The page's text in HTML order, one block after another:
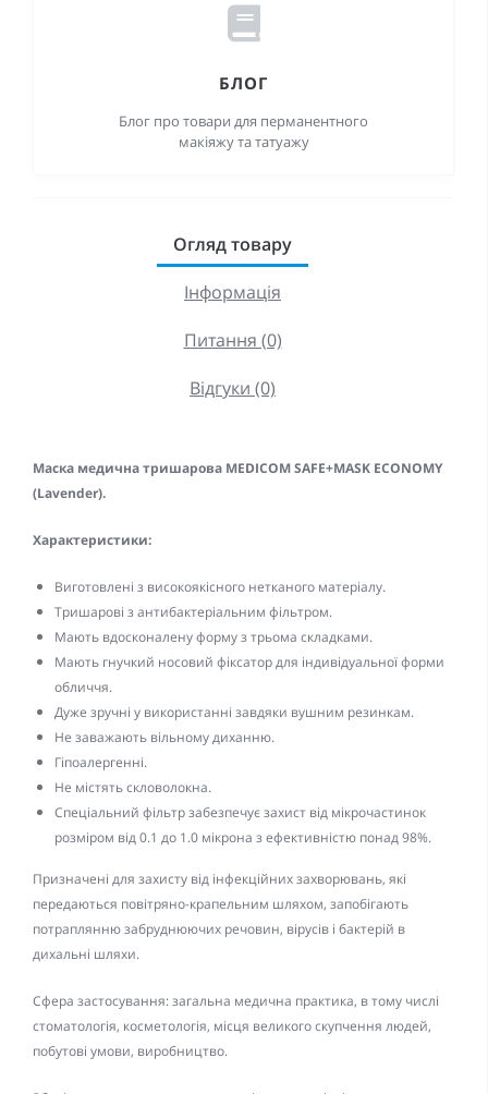
БЛОГ
Блог про товари для перманентного
макіяжу та татуажу
Огляд товару
Інформація
Питання (0)
Відгуки (0)
Маска медична тришарова MEDICOM SAFE+MASK ECONOMY
(Lavender).
Характеристики:
Виготовлені з високоякісного нетканого матеріалу.
Тришарові з антибактеріальним фільтром.
Мають вдосконалену форму з трьома складками.
Мають гнучкий носовий фіксатор для індивідуальної форми
обличчя.
Дуже зручні у використанні завдяки вушним резинкам.
Не заважають вільному диханню.
Гіпоалергенні.
Не містять скловолокна.
Спеціальний фільтр забезпечує захист від мікрочастинок
розміром від 0.1 до 1.0 мікрона з ефективністю понад 98%.
Призначені для захисту від інфекційних захворювань, які
передаються повітряно-крапельним шляхом, запобігають
потраплянню забруднюючих речовин, вірусів і бактерій в
дихальні шляхи.
Сфера застосування: загальна медична практика, в тому числі
стоматологія, косметологія, місця великого скупчення людей,
побутові умови, виробництво.